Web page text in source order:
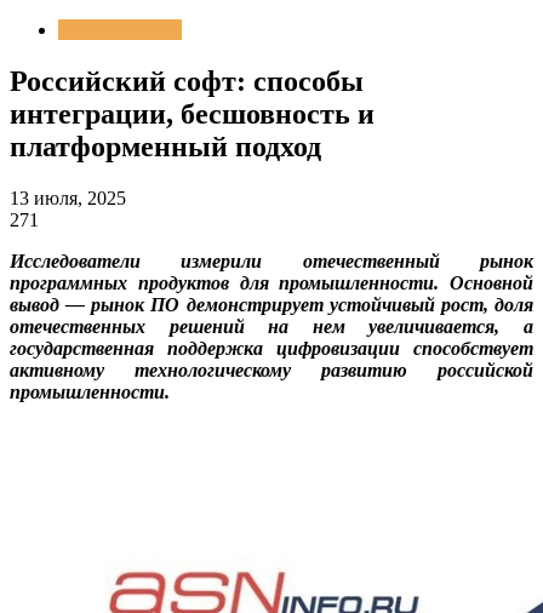
Российский софт: способы
интеграции, бесшовность и
платформенный подход
13 июля, 2025
271
Исследователи измерили отечественный рынок
программных продуктов для промышленности. Основной
вывод — рынок ПО демонстрирует устойчивый рост, доля
отечественных решений на нем увеличивается, а
государственная поддержка цифровизации способствует
активному технологическому развитию российской
промышленности.